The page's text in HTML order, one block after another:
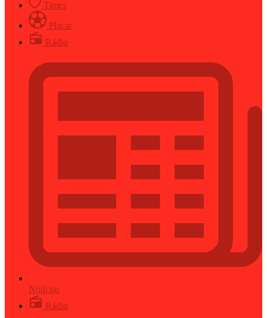
Times
Placar
Rádio
Notícias
Rádio